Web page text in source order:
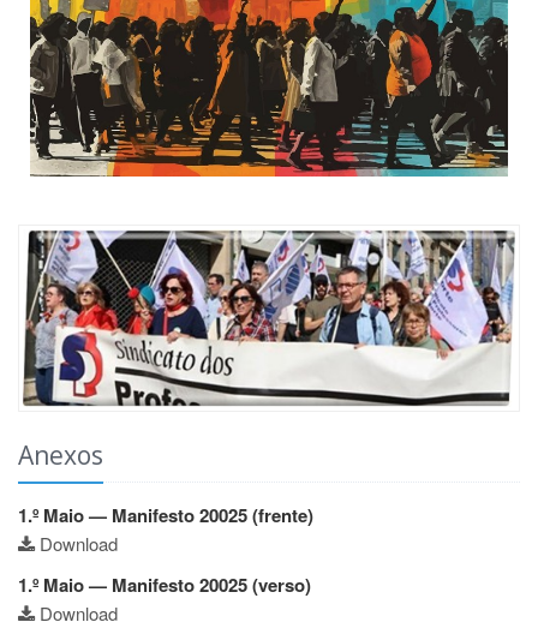
Anexos
1.º Maio — Manifesto 20025 (frente)
Download
1.º Maio — Manifesto 20025 (verso)
Download